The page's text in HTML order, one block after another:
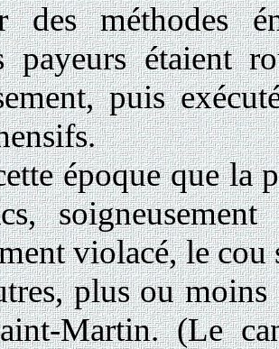
des méthodes
payeurs étaient
puis
époque que la
violacé, le
plus ou moins
Martin. (Le